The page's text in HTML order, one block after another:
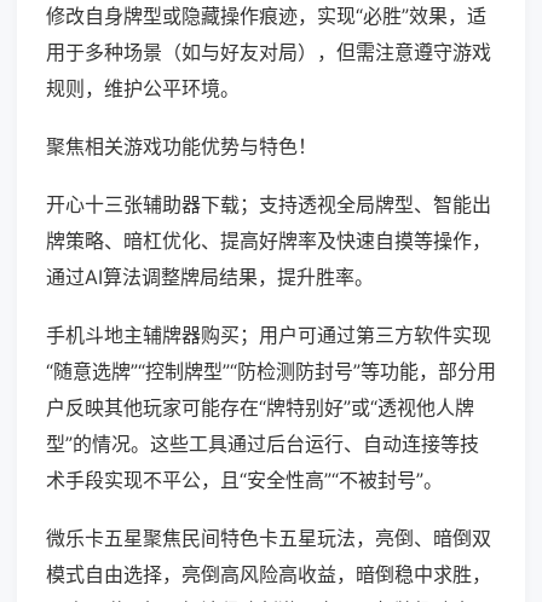
修改自身牌型或隐藏操作痕迹，实现“必胜”效果，适
用于多种场景（如与好友对局），但需注意遵守游戏
规则，维护公平环境。
聚焦相关游戏功能优势与特色！
开心十三张辅助器下载；支持透视全局牌型、智能出
牌策略、暗杠优化、提高好牌率及快速自摸等操作，
通过AI算法调整牌局结果，提升胜率。
手机斗地主辅牌器购买；用户可通过第三方软件实现
“随意选牌”“控制牌型”“防检测防封号”等功能，部分用
户反映其他玩家可能存在“牌特别好”或“透视他人牌
型”的情况。这些工具通过后台运行、自动连接等技
术手段实现不平公，且“安全性高”“不被封号”。
微乐卡五星聚焦民间特色卡五星玩法，亮倒、暗倒双
模式自由选择，亮倒高风险高收益，暗倒稳中求胜，